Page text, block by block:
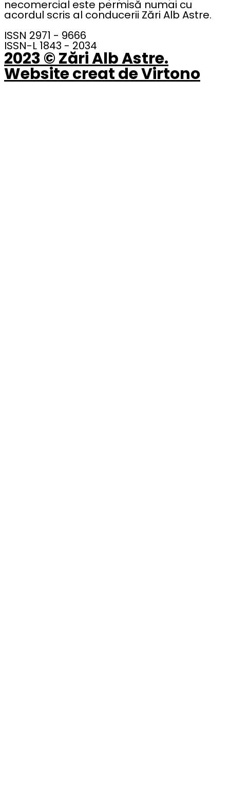
necomercial este permisă numai cu
acordul scris al conducerii Zări Alb Astre.
ISSN 2971 - 9666
ISSN-L 1843 - 2034
2023 © Zări Alb Astre.
Website creat de Virtono